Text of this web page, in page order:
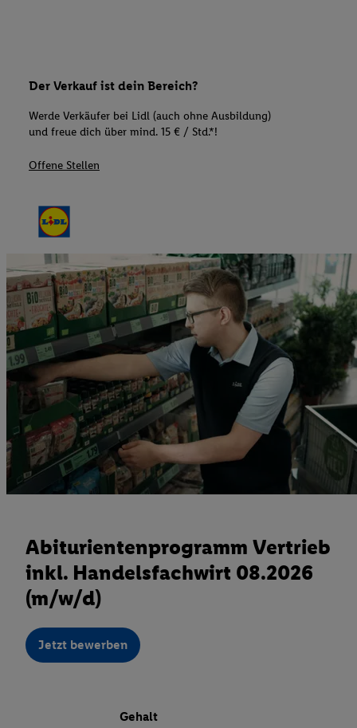
Der Verkauf ist dein Bereich?
Werde Verkäufer bei Lidl (auch ohne Ausbildung)
und freue dich über mind. 15 € / Std.*!
Offene Stellen
Abiturientenprogramm Vertrieb
inkl. Handelsfachwirt 08.2026
(m/w/d)
Jetzt bewerben
Gehalt